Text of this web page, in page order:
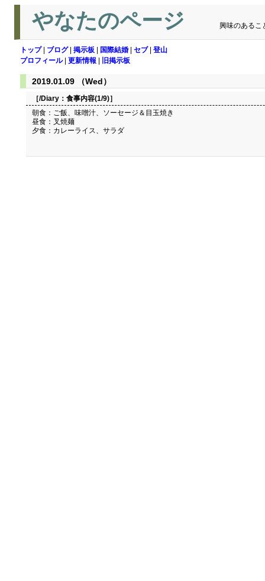
やなたのページ 興味のあるこ
トップ| ブログ| 掲示板 国際結婚 セブ| 登山
プロフィール| 更新情報 旧掲示板
2019.01.09 （Wed）
［/Diary： 食事内容(1/9)］
朝食：ご飯、味噌汁、ソーセージ＆目玉焼き
昼食：叉焼麺
夕食：カレーライス、サラダ